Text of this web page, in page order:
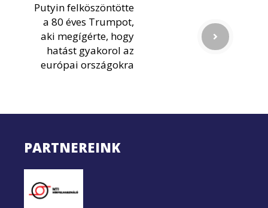
Putyin felköszöntötte
a 80 éves Trumpot,
aki megígérte, hogy
hatást gyakorol az
európai országokra
PARTNEREINK